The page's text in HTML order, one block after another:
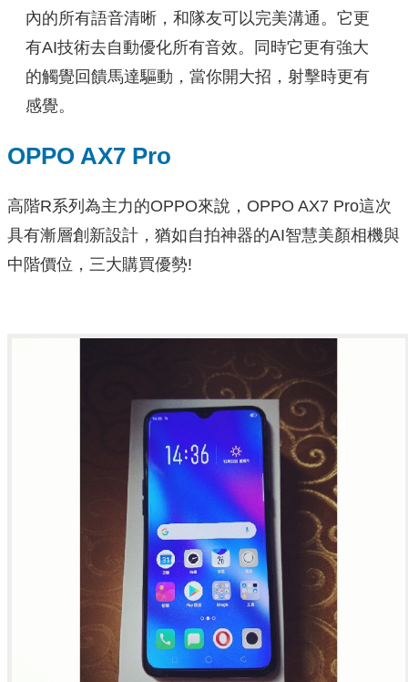
內的所有語音清晰，和隊友可以完美溝通。它更
有AI技術去自動優化所有音效。同時它更有強大
的觸覺回饋馬達驅動，當你開大招，射擊時更有
感覺。
OPPO AX7 Pro
高階R系列為主力的OPPO來說，OPPO AX7 Pro這次
具有漸層創新設計，猶如自拍神器的AI智慧美顏相機與
中階價位，三大購買優勢!